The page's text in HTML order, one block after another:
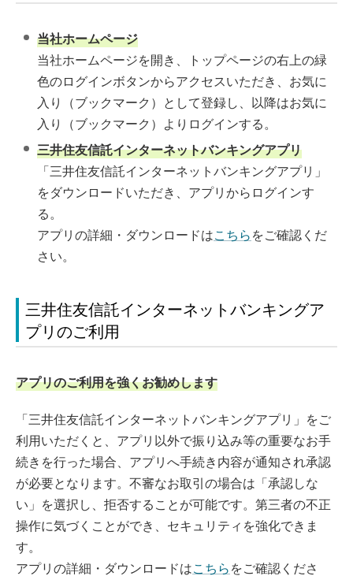
当社ホームページ
当社ホームページを開き、トップページの右上の緑
色のログインボタンからアクセスいただき、お気に
入り（ブックマーク）として登録し、以降はお気に
入り（ブックマーク）よりログインする。
三井住友信託インターネットバンキングアプリ
「三井住友信託インターネットバンキングアプリ」
をダウンロードいただき、アプリからログインす
る。
アプリの詳細・ダウンロードはこちらをご確認くだ
さい。
三井住友信託インターネットバンキングア
プリのご利用
アプリのご利用を強くお勧めします
「三井住友信託インターネットバンキングアプリ」をご
利用いただくと、アプリ以外で振り込み等の重要なお手
続きを行った場合、アプリへ手続き内容が通知され承認
が必要となります。不審なお取引の場合は「承認しな
い」を選択し、拒否することが可能です。第三者の不正
操作に気づくことができ、セキュリティを強化できま
す。
アプリの詳細・ダウンロードはこちらをご確認くださ